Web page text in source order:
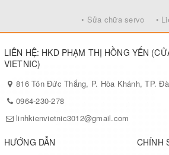
• Sửa chữa servo •
LIÊN HỆ: HKD PHẠM THỊ HỒNG YẾN
VIETNIC)
816 Tôn Đức Thắng, P. Hòa Khánh, TP.
0964-230-278
linhkienvietnic3012@gmail.com
HƯỚNG DẪN
CHÍNH